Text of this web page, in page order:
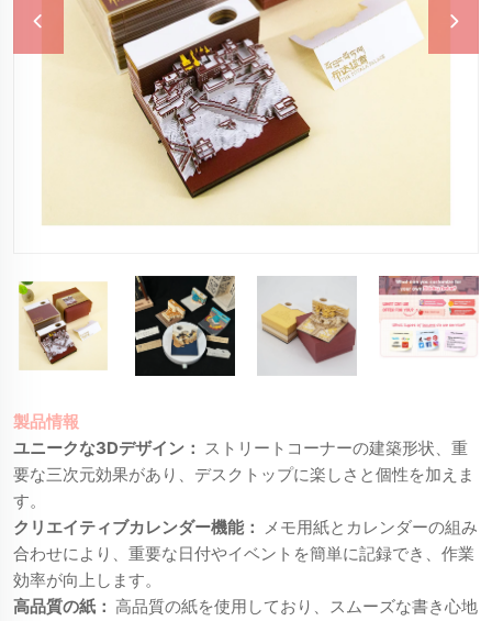
製品情報
ユニークな3Dデザイン： ストリートコーナーの建築形状、重
要な三次元効果があり、デスクトップに楽しさと個性を加えま
す。
クリエイティブカレンダー機能： メモ用紙とカレンダーの組み
合わせにより、重要な日付やイベントを簡単に記録でき、作業
効率が向上します。
高品質の紙： 高品質の紙を使用しており、スムーズな書き心地